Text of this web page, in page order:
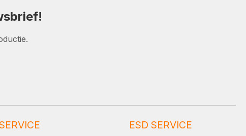
ESD SERVICE